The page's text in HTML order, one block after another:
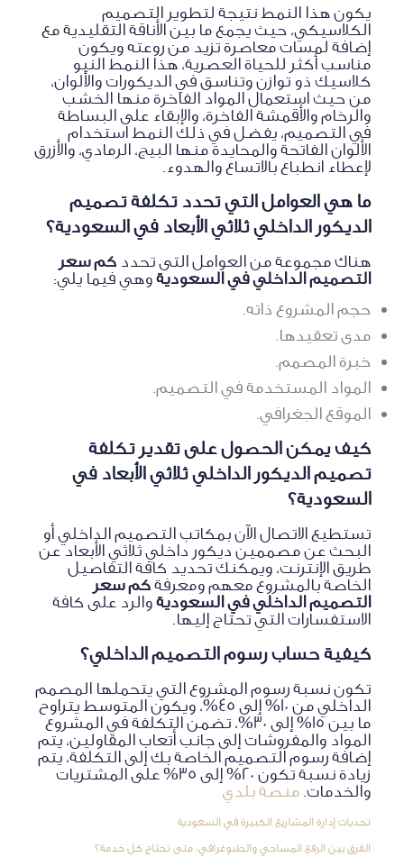
يكون هذا النمط نتيجة لتطوير التصميم
الكلاسيكي، حيث يجمع ما بين الأناقة التقليدية مع
إضافة لمسات معاصرة تزيد من روعته ويكون
مناسب أكثر للحياة العصرية، هذا النمط النيو
كلاسيك ذو توازن وتناسق في الديكورات والألوان،
من حيث استعمال المواد الفاخرة منها الخشب
والرخام والأقمشة الفاخرة، والإبقاء على البساطة
في التصميم، يفضل في ذلك النمط استخدام
الألوان الفاتحة والمحايدة منها البيج، الرمادي، والأزرق
لإعطاء انطباع بالاتساع والهدوء.
ما هي العوامل التي تحدد تكلفة تصميم
الديكور الداخلي ثلاثي الأبعاد في السعودية؟
هناك مجموعة من العوامل التى تحدد كم سعر
التصميم الداخلي في السعوديةوهي فيما يلي:
حجم المشروع ذاته.
مدى تعقيدها.
خبرة المصمم.
المواد المستخدمة في التصميم.
الموقع الجغرافي.
كيف يمكن الحصول على تقدير تكلفة
تصميم الديكور الداخلي ثلاثي الأبعاد في
السعودية؟
تستطيع الاتصال الآن بمكاتب التصميم الداخلي أو
البحث عن مصممين ديكور داخلي ثلاثي الأبعاد عن
طريق الإنترنت، ويمكنك تحديد كافة التفاصيل
الخاصة بالمشروع معهم ومعرفةكم سعر
التصميم الداخلي في السعوديةوالرد على كافة
الاستفسارات التي تحتاج إليها.
كيفية حساب رسوم التصميم الداخلي؟
تكون نسبة رسوم المشروع التي يتحملها المصمم
الداخلي من 10% إلى 45%، ويكون المتوسط ​​يتراوح
ما بين 15% إلى 30%، تضمن التكلفة في المشروع
المواد والمفروشات إلى جانب أتعاب المقاولين، يتم
إضافة رسوم التصميم الخاصة بك إلى التكلفة، يتم
زيادة نسبة تكون 20% إلى 35% على المشتريات
والخدمات. منصة بلدي
تحديات إدارة المشاريع الكبيرة في السعودية
الفرق بين الرفع المساحي والطبوغرافي: متى تحتاج كل خدمة؟